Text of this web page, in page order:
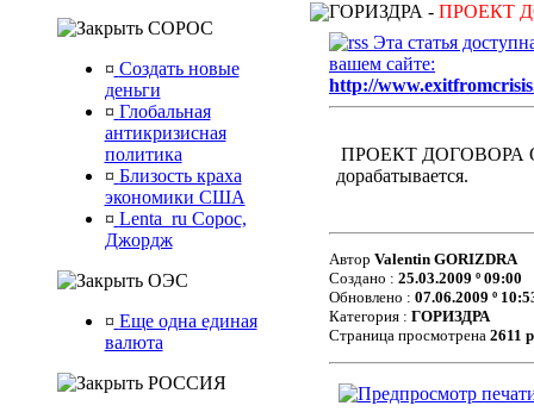
СОРОС
¤ Создать новые
деньги
¤ Глобальная
антикризисная
политика
¤ Близость краха
экономики США
¤ Lenta_ru Сорос,
Джордж
ОЭС
¤ Еще одна единая
валюта
РОССИЯ
ГОРИЗДРА - ПРОЕКТ
Эта статья
вашем сайте:
http://
ПРОЕКТ ДОГОВОРА
дорабатывается.
Автор Valentin GORIZDRA
Создано : 25.03.2009 º 09:00
Обновлено : 07.06.2009 º
Категория : ГОРИЗДРА
Страница просмотрена 2611